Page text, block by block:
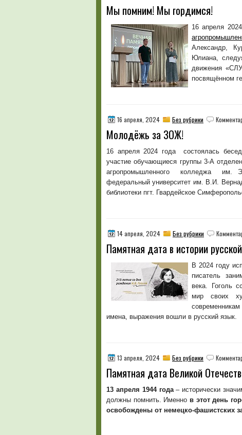
Мы помним! Мы гордимся!
16 апреля
Александр,
Юлиана,
движения
посвящённом
16 апреля, 2024 Без рубрики
Молодёжь за ЗОЖ!
16 апреля 2024 года состоялась
участие обучающиеся группы 3-А
агропромышленного колледжа им.
федеральный университет им. В.И.
библиотеки пгт. Гвардейское
14 апреля, 2024 Без рубрики
Памятная дата в истории
В 2024 году
писатель
века. Гоголь
мир своих
имена, выражения вошли в русский язык.
13 апреля, 2024 Без рубрики
Памятная дата Великой
13 апреля 1944 года– исторически
должны помнить. Именно в этот день
освобождены от немецко-фашистских